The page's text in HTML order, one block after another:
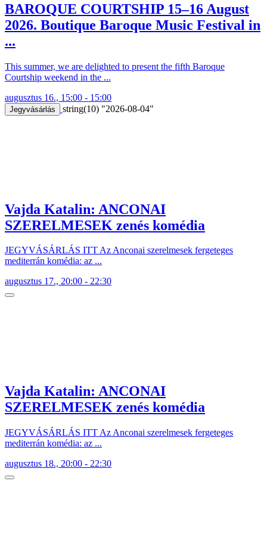
BAROQUE COURTSHIP 15–16 August
2026. Boutique Baroque Music Festival in
...
This summer, we are delighted to present the fifth Baroque
Courtship weekend in the ...
augusztus 16., 15:00 - 15:00
Jegyvásárlás string(10) "2026-08-04"
Vajda Katalin: ANCONAI
SZERELMESEK zenés komédia
JEGYVÁSÁRLÁS ITT Az Anconai szerelmesek fergeteges
mediterrán komédia: az ...
augusztus 17., 20:00 - 22:30
Vajda Katalin: ANCONAI
SZERELMESEK zenés komédia
JEGYVÁSÁRLÁS ITT Az Anconai szerelmesek fergeteges
mediterrán komédia: az ...
augusztus 18., 20:00 - 22:30